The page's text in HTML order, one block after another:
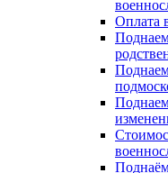
Оплата